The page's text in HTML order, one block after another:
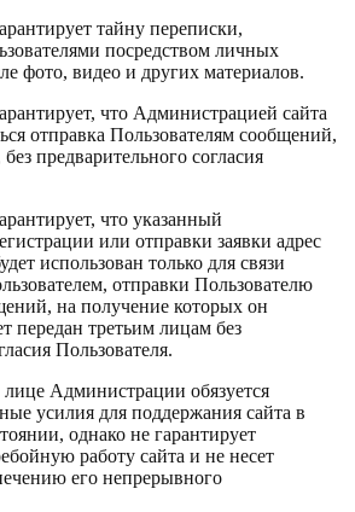
тайну переписки,
посредством личных
фото, видео и других материалов.
что Администрацией сайта
отправка Пользователям сообщений,
предварительного согласия
что указанный
или отправки заявки адрес
использован только для связи
отправки Пользователю
на получение которых он
передан третьим лицам без
Пользователя.
лице Администрации обязуется
усилия для поддержания сайта в
однако не гарантирует
работу сайта и не несет
его непрерывного